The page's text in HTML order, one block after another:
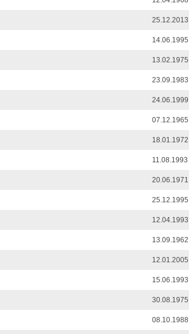
25.12.2013
14.06.1995
13.02.1975
23.09.1983
24.06.1999
07.12.1965
18.01.1972
11.08.1993
20.06.1971
25.12.1995
12.04.1993
13.09.1962
12.01.2005
15.06.1993
30.08.1975
08.10.1988